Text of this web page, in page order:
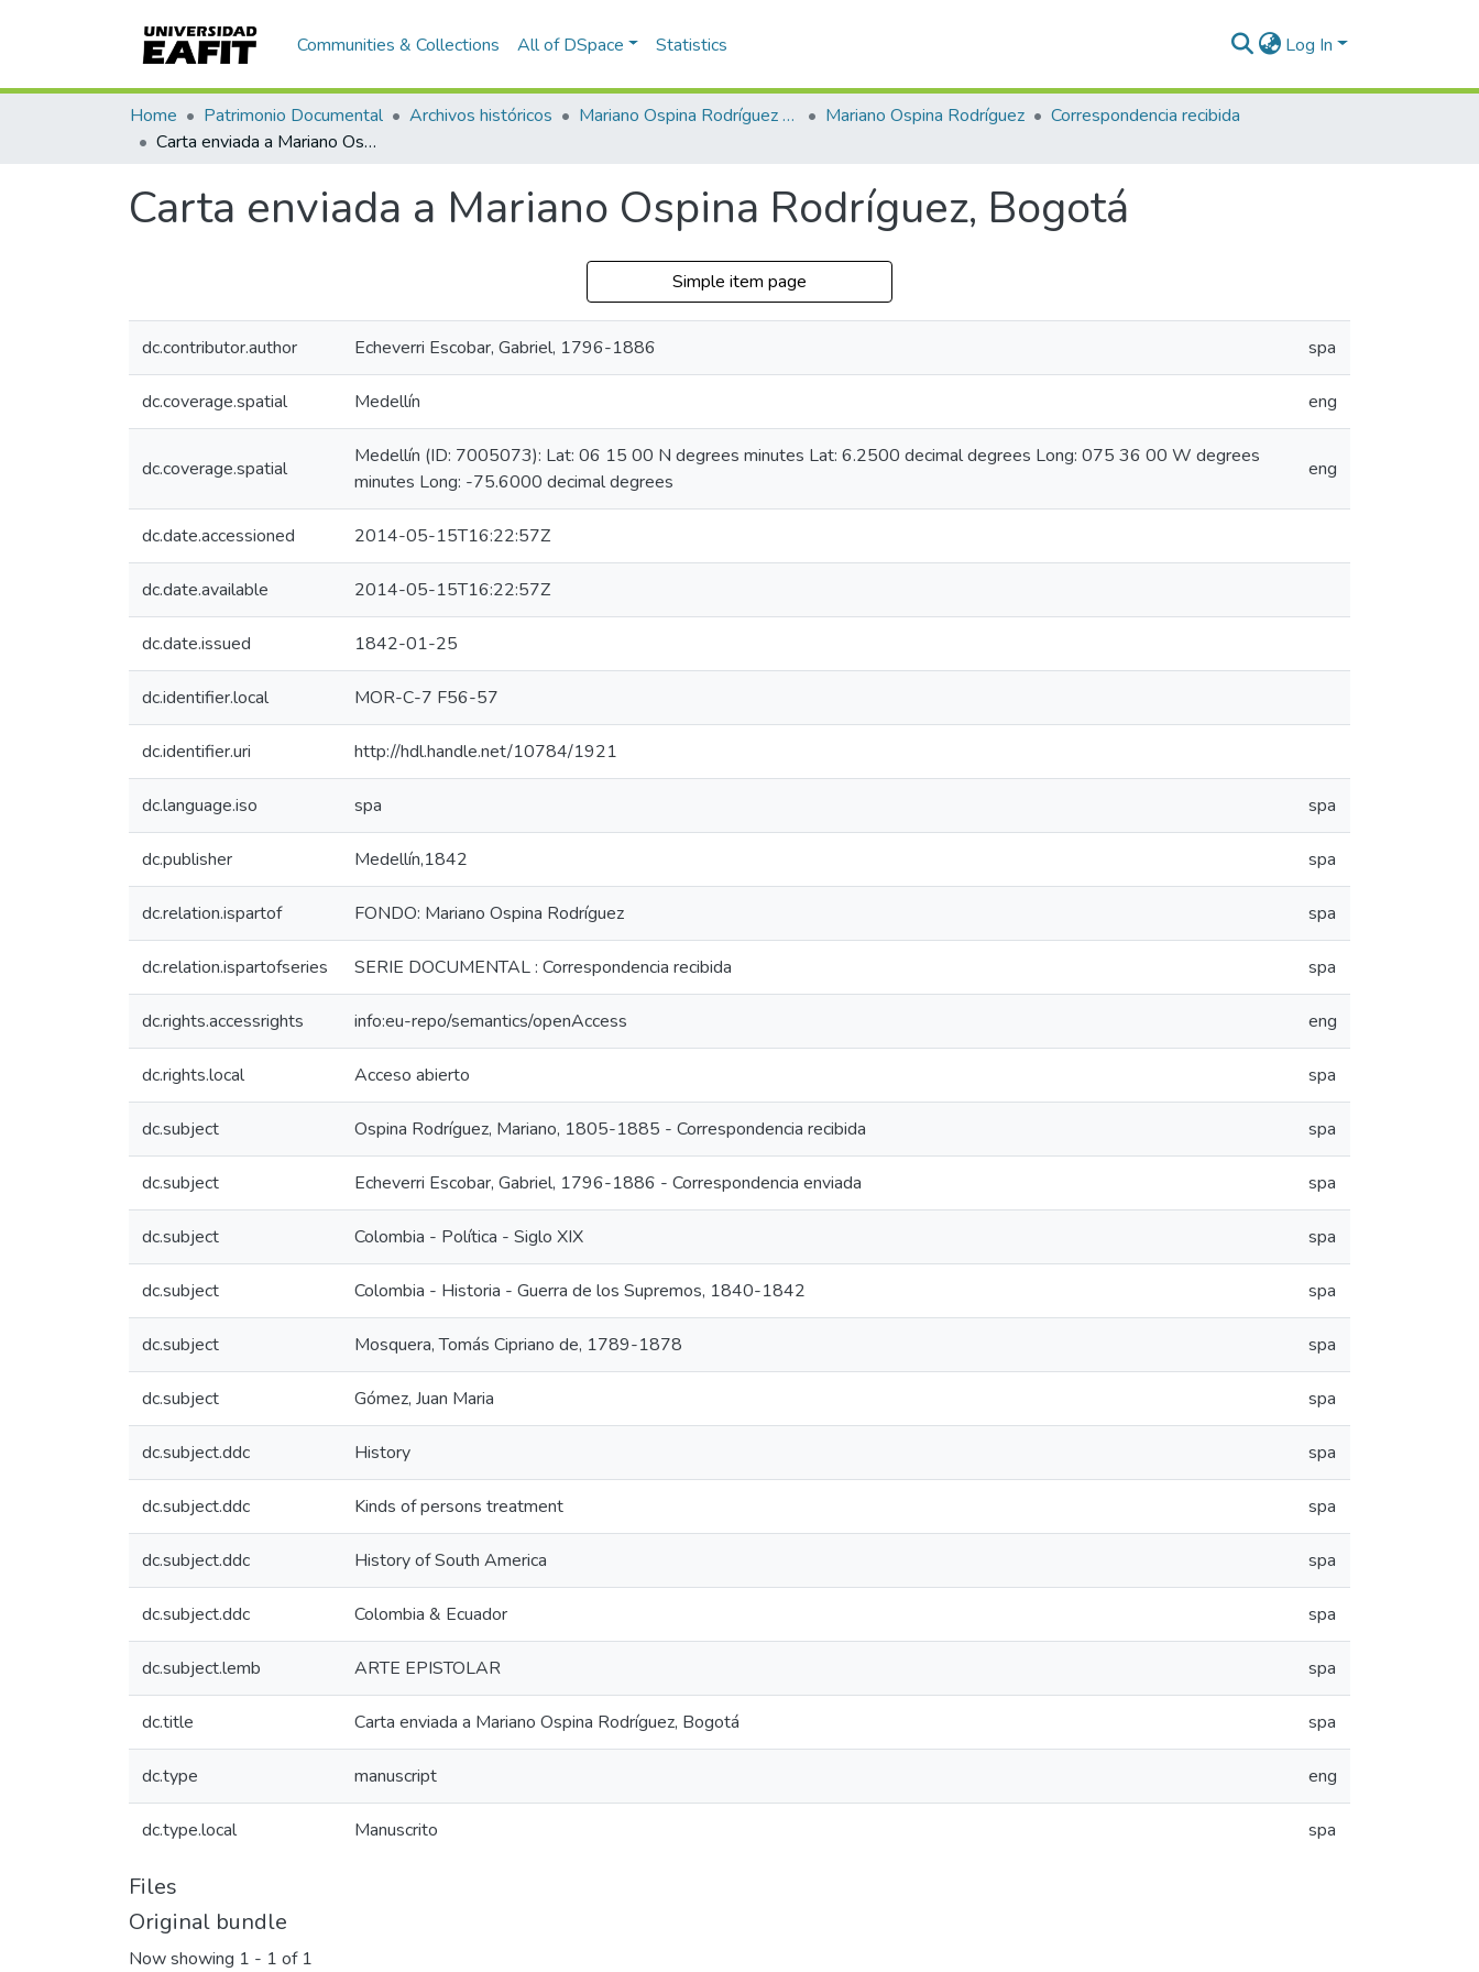
Communities & Collections All of DSpace Statistics Log In
Home Patrimonio Documental Archivos históricos Mariano Ospina Rodríguez (1826 -1912) Mariano Ospina Rodríguez
Correspondencia recibida
Carta enviada a Mariano Ospina Rodríguez, Bogotá
Carta enviada a Mariano Ospina Rodríguez, Bogotá
Simple item page
dc.contributor.author Echeverri Escobar, Gabriel, 1796-1886 spa
dc.coverage.spatial Medellín eng
dc.coverage.spatial
Medellín (ID: 7005073): Lat: 06 15 00 N degrees minutes Lat: 6.2500 decimal degrees Long: 075 36 00 W degrees
minutes Long: -75.6000 decimal degrees
eng
dc.date.accessioned 2014-05-15T16:22:57Z
dc.date.available 2014-05-15T16:22:57Z
dc.date.issued 1842-01-25
dc.identifier.local MOR-C-7 F56-57
dc.identifier.uri http://hdl.handle.net/10784/1921
dc.language.iso spa spa
dc.publisher Medellín,1842 spa
dc.relation.ispartof FONDO: Mariano Ospina Rodríguez spa
dc.relation.ispartofseries SERIE DOCUMENTAL : Correspondencia recibida spa
dc.rights.accessrights info:eu-repo/semantics/openAccess eng
dc.rights.local Acceso abierto spa
dc.subject Ospina Rodríguez, Mariano, 1805-1885 - Correspondencia recibida spa
dc.subject Echeverri Escobar, Gabriel, 1796-1886 - Correspondencia enviada spa
dc.subject Colombia - Política - Siglo XIX spa
dc.subject Colombia - Historia - Guerra de los Supremos, 1840-1842 spa
dc.subject Mosquera, Tomás Cipriano de, 1789-1878 spa
dc.subject Gómez, Juan Maria spa
dc.subject.ddc History spa
dc.subject.ddc Kinds of persons treatment spa
dc.subject.ddc History of South America spa
dc.subject.ddc Colombia & Ecuador spa
dc.subject.lemb ARTE EPISTOLAR spa
dc.title Carta enviada a Mariano Ospina Rodríguez, Bogotá spa
dc.type manuscript eng
dc.type.local Manuscrito spa
Files
Original bundle
Now showing 1 - 1 of 1